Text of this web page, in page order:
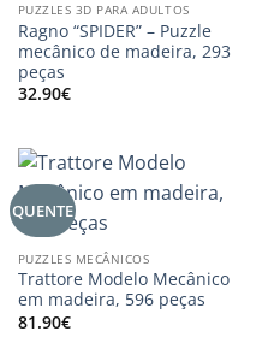
PUZZLES 3D PARA ADULTOS
Ragno “SPIDER” – Puzzle
mecânico de madeira, 293
peças
32.90€
QUENTE
PUZZLES MECÂNICOS
Trattore Modelo Mecânico
em madeira, 596 peças
81.90€